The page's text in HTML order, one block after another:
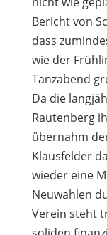
Bericht von
dass
wie der
Tanzabend
Da die
Rautenberg
übernahm
Klausfelder
wieder eine
Neuwahlen
Verein steht